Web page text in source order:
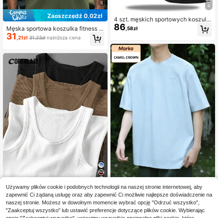
5
Zaoszczędź 0,02zł
Męska sportowa koszulka fitness n
a ramiączkach z szerokimi ramiona
mi
31 ,21zł 31,23złnajniższa cena
14
Coreblaze
Magazyn UE Coreblaze Męskie kosz
ulki bez rękawów w stylu Boyfrien
4
4 szt. męskich sportowych koszule
k bez rękawów, krótkie topy do tren
ingu koszykówki i fitness, wygodne
go stroju sportowego
86 ,58zł
CAMEL CROWN Flagship Store
NEW
CAMEL CROWN Męski T-shirt
z krótkim rękawem z ochroną prze
d słońcem, efekt chłodzenia i oddy
100,55zł
111,15zł RRP
Używamy plików cookie i podobnych technologii na naszej stronie internetowej, aby
zapewnić Ci żądaną usługę oraz aby zapewnić Ci możliwie najlepsze doświadczenie na
naszej stronie. Możesz w dowolnym momencie wybrać opcję "Odrzuć wszystko",
"Zaakceptuj wszystko" lub ustawić preferencje dotyczące plików cookie. Wybierając